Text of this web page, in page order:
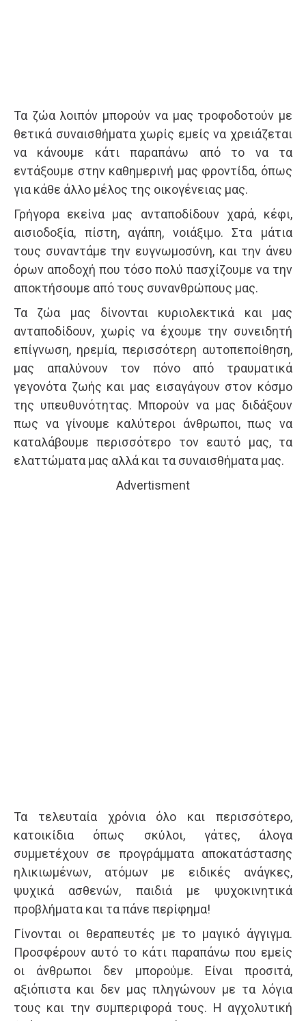
Τα ζώα λοιπόν μπορούν να μας τροφοδοτούν με
θετικά συναισθήματα χωρίς εμείς να χρειάζεται
να κάνουμε κάτι παραπάνω από το να τα
εντάξουμε στην καθημερινή μας φροντίδα, όπως
για κάθε άλλο μέλος της οικογένειας μας.
Γρήγορα εκείνα μας ανταποδίδουν χαρά, κέφι,
αισιοδοξία, πίστη, αγάπη, νοιάξιμο. Στα μάτια
τους συναντάμε την ευγνωμοσύνη, και την άνευ
όρων αποδοχή που τόσο πολύ πασχίζουμε να την
αποκτήσουμε από τους συνανθρώπους μας.
Τα ζώα μας δίνονται κυριολεκτικά και μας
ανταποδίδουν, χωρίς να έχουμε την συνειδητή
επίγνωση, ηρεμία, περισσότερη αυτοπεποίθηση,
μας απαλύνουν τον πόνο από τραυματικά
γεγονότα ζωής και μας εισαγάγουν στον κόσμο
της υπευθυνότητας. Μπορούν να μας διδάξουν
πως να γίνουμε καλύτεροι άνθρωποι, πως να
καταλάβουμε περισσότερο τον εαυτό μας, τα
ελαττώματα μας αλλά και τα συναισθήματα μας.
Advertisment
Τα τελευταία χρόνια όλο και περισσότερο,
κατοικίδια όπως σκύλοι, γάτες, άλογα
συμμετέχουν σε προγράμματα αποκατάστασης
ηλικιωμένων, ατόμων με ειδικές ανάγκες,
ψυχικά ασθενών, παιδιά με ψυχοκινητικά
προβλήματα και τα πάνε περίφημα!
Γίνονται οι θεραπευτές με το μαγικό άγγιγμα.
Προσφέρουν αυτό το κάτι παραπάνω που εμείς
οι άνθρωποι δεν μπορούμε. Είναι προσιτά,
αξιόπιστα και δεν μας πληγώνουν με τα λόγια
τους και την συμπεριφορά τους. Η αγχολυτική